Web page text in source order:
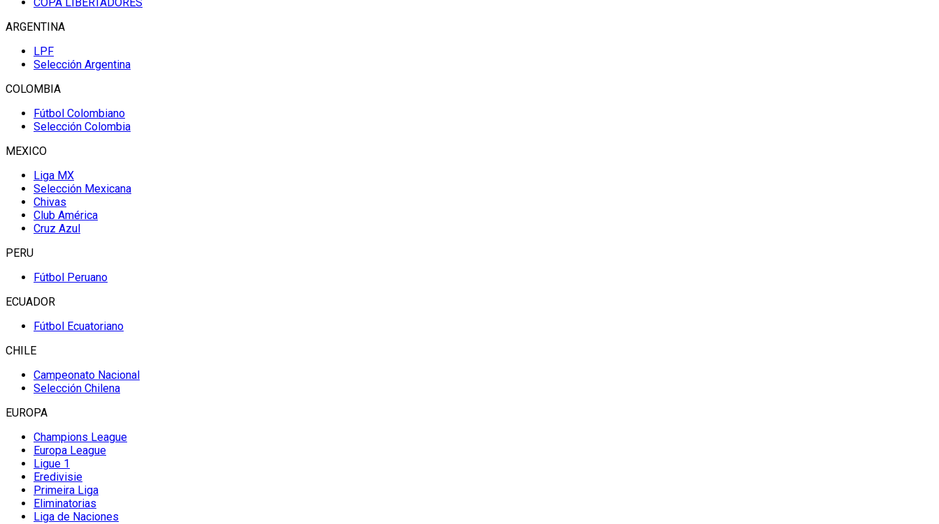
ARGENTINA
LPF
Selección Argentina
COLOMBIA
Fútbol Colombiano
Selección Colombia
MEXICO
Liga MX
Selección Mexicana
Chivas
Club América
Cruz Azul
PERU
Fútbol Peruano
ECUADOR
Fútbol Ecuatoriano
CHILE
Campeonato Nacional
Selección Chilena
EUROPA
Champions League
Europa League
Ligue 1
Eredivisie
Primeira Liga
Eliminatorias
Liga de Naciones